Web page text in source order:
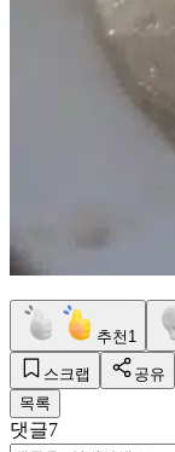
추천 1
스크랩 공유
목록
댓글7